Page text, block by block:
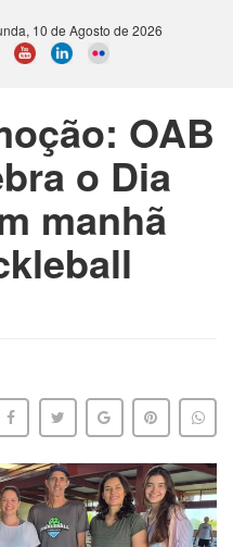
10 de Agosto de 2026
OAB
o Dia
manhã